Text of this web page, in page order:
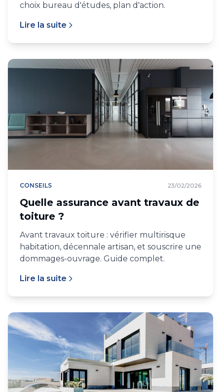
choix bureau d'études, plan d'action.
Lire la suite
CONSEILS 23/02/2026
Quelle assurance avant travaux de
toiture ?
Avant travaux toiture : vérifier multirisque
habitation, décennale artisan, et souscrire une
dommages-ouvrage. Guide complet.
Lire la suite